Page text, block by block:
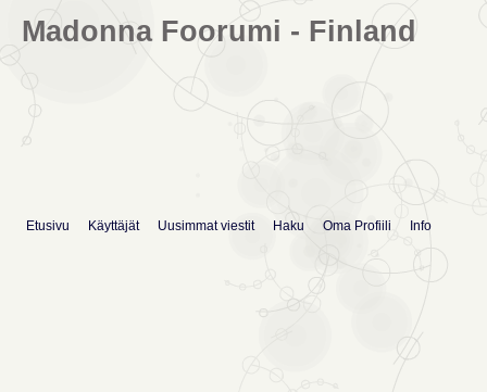
Madonna Foorumi - Finland
Etusivu Käyttäjät Uusimmat viestit Haku Oma Profiili Info